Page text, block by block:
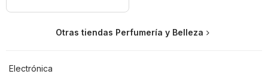
Otras tiendas Perfumería y Belleza
Electrónica